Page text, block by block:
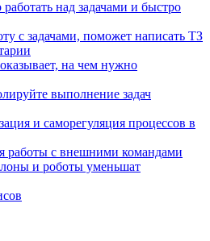
над задачами и быстро
с задачами, поможет написать ТЗ
на чем нужно
выполнение задач
и саморегуляция процессов в
работы с внешними командами
и роботы уменьшат